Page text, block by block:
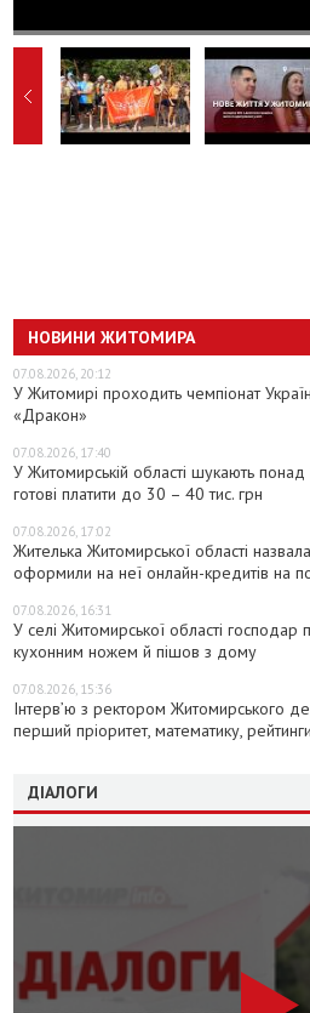
НОВИНИ ЖИТОМИРА
07.08.2026, 20:12
У Житомирі проходить чемпіонат
«Дракон»
07.08.2026, 17:40
У Житомирській області шукають
готові платити до 30 – 40 тис. грн
07.08.2026, 17:02
Жителька Житомирської області
оформили на неї онлайн-кредитів на
07.08.2026, 16:31
У селі Житомирської області господар
кухонним ножем й пішов з дому
07.08.2026, 15:36
Інтерв’ю з ректором Житомирського
перший пріоритет, математику,
ДІАЛОГИ